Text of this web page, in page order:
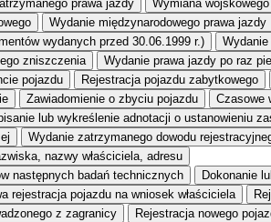
prawa jazdy
Wymiana
Wydanie międzynarodowego prawa jazdy
wydanych przed 30.06.1999 r.)
zniszczenia
Wydanie prawa jazdy po raz
pojazdu
Rejestracja pojazdu zabytkowego
Zawiadomienie o zbyciu pojazdu
Czasowe
lub wykreślenie adnotacji o ustanowieniu
Wydanie zatrzymanego dowodu
nazwy właściciela, adresu
następnych badań technicznych
Dokonanie
rejestracja pojazdu na wniosek właściciela
z zagranicy Rejestracja nowego